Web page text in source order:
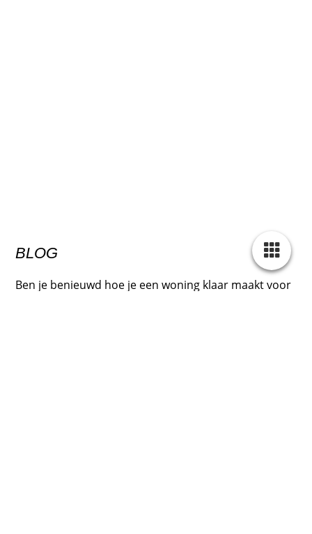
BLOG
Ben je benieuwd hoe je een woning klaar maakt voor